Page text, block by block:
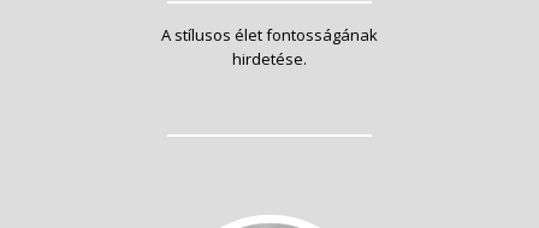
A stílusos élet fontosságának
hirdetése.